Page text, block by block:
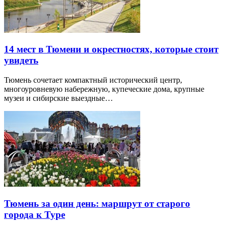
14 мест в Тюмени и окрестностях, которые стоит
увидеть
Тюмень сочетает компактный исторический центр,
многоуровневую набережную, купеческие дома, крупные
музеи и сибирские выездные…
Тюмень за один день: маршрут от старого
города к Туре